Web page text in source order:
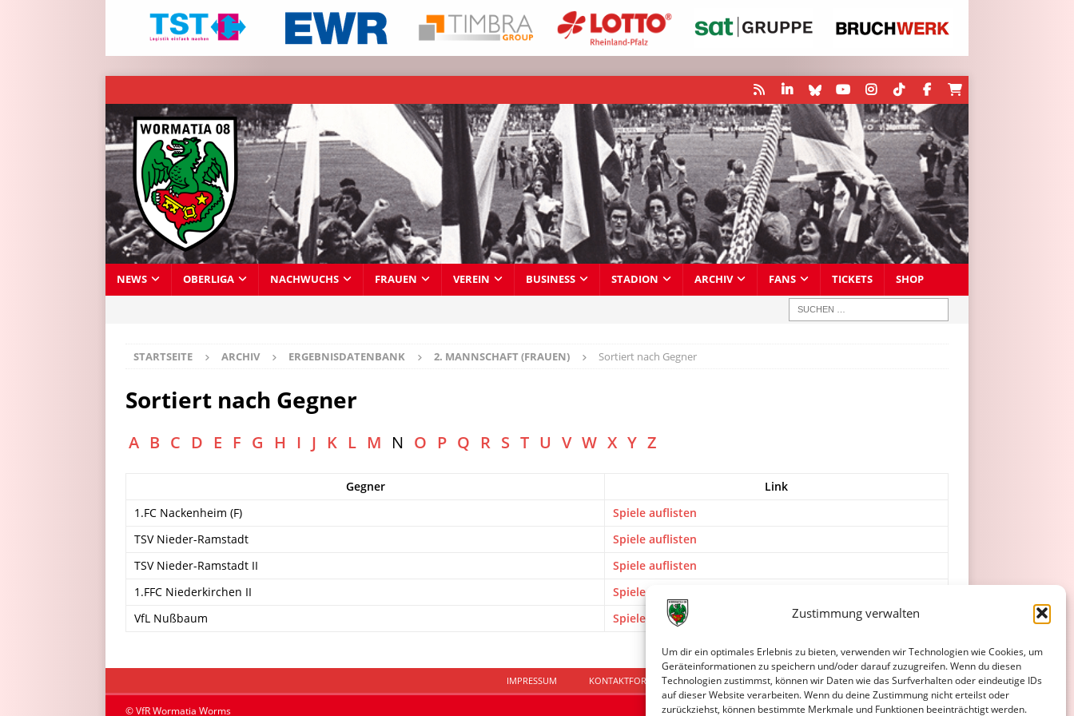
Zustimmung verwalten
Um dir ein optimales Erlebnis zu bieten, verwenden wir Technologien wie Cookies, um
Geräteinformationen zu speichern und/oder darauf zuzugreifen. Wenn du diesen
Technologien zustimmst, können wir Daten wie das Surfverhalten oder eindeutige IDs
auf dieser Website verarbeiten. Wenn du deine Zustimmung nicht erteilst oder
zurückziehst, können bestimmte Merkmale und Funktionen beeinträchtigt werden.
NEWS OBERLIGA NACHWUCHS FRAUEN VEREIN BUSINESS STADION ARCHIV FANS TICKETS SHOP
STARTSEITE ARCHIV ERGEBNISDATENBANK 2. MANNSCHAFT (FRAUEN) Sortiert nach Gegner
Sortiert nach Gegner
A B C D E F G H I J K L M N O P Q R S T U V W X Y Z
Gegner
Link
1.FC Nackenheim (F)
Spiele auflisten
TSV Nieder-Ramstadt
Spiele auflisten
TSV Nieder-Ramstadt II
Spiele auflisten
1.FFC Niederkirchen II
Spiele auflisten
VfL Nußbaum
Spiele auflisten
IMPRESSUM KONTAKTFORMULAR DATENSCHUTZERKLÄRUNG COOKIE-RICHTLINIE (EU)
© VfR Wormatia Worms